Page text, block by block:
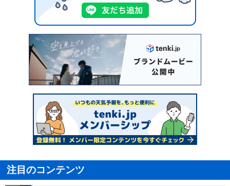
注目のコンテンツ